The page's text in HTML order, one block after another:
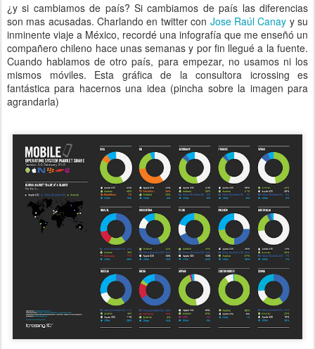
¿y si cambiamos de país? Si cambiamos de país las diferencias
son mas acusadas. Charlando en twitter con Jose Raúl Canay y su
inminente viaje a México, recordé una infografía que me enseñó un
compañero chileno hace unas semanas y por fin llegué a la fuente.
Cuando hablamos de otro país, para empezar, no usamos ni los
mismos móviles. Esta gráfica de la consultora icrossing es
fantástica para hacernos una idea (pincha sobre la imagen para
agrandarla)